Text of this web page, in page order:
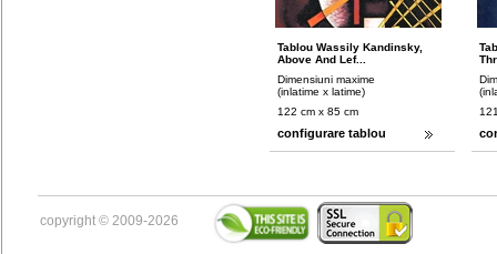
Tablou Wassily Kandinsky,
Above And Lef...
Dimensiuni maxime
(inlatime x latime)
122 cm x 85 cm
configurare tablou
copyright © 2009-2026